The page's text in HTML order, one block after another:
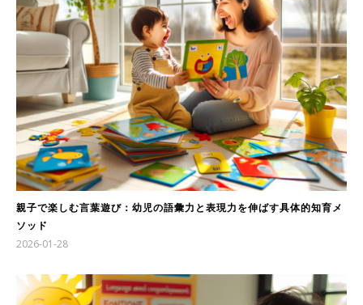
親子で楽しむ言葉遊び：幼児の語彙力と表現力を伸ばす具体的知育メ
ソッド
2026-01-28